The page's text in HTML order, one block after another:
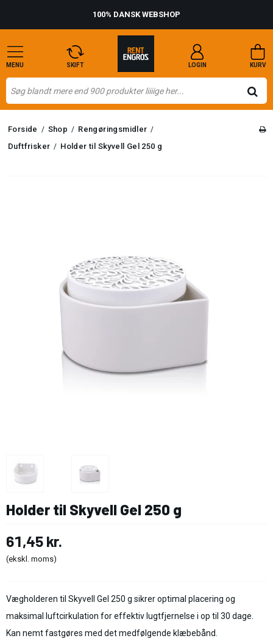
100% DANSK WEBSHOP
MENU SKIFT LOGIN KURV
Forside / Shop / Rengøringsmidler /
Duftfrisker / Holder til Skyvell Gel 250 g
Holder til Skyvell Gel 250 g
61,45 kr.
(ekskl. moms)
Vægholderen til Skyvell Gel 250 g sikrer optimal placering og
maksimal luftcirkulation for effektiv lugtfjernelse i op til 30 dage.
Kan nemt fastgøres med det medfølgende klæbebånd.